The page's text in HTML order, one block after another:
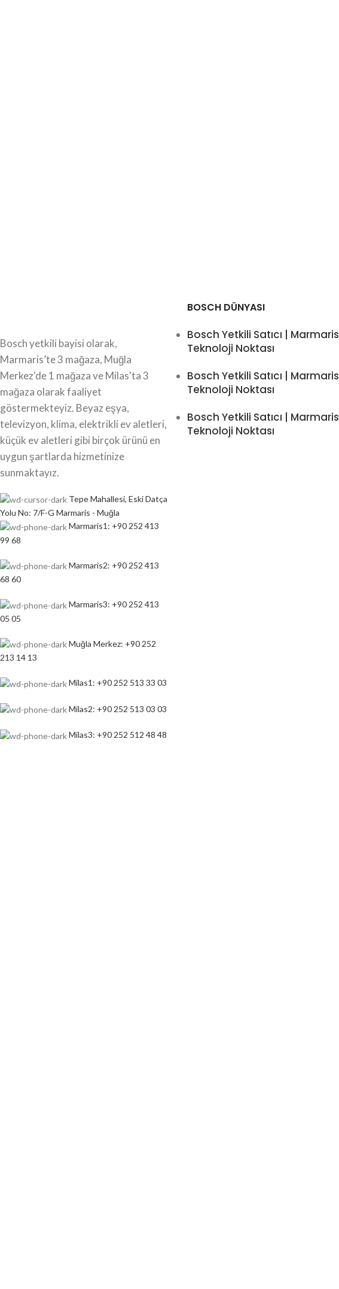
Bosch yetkili bayisi olarak,
Marmaris’te 3 mağaza, Muğla
Merkez'de 1 mağaza ve Milas'ta 3
mağaza olarak faaliyet
göstermekteyiz. Beyaz eşya,
televizyon, klima, elektrikli ev aletleri,
küçük ev aletleri gibi birçok ürünü en
uygun şartlarda hizmetinize
sunmaktayız.
Tepe Mahallesi, Eski Datça
Yolu No: 7/F-G Marmaris - Muğla
Marmaris1: +90 252 413
99 68
Marmaris2: +90 252 413
68 60
Marmaris3: +90 252 413
05 05
Muğla Merkez: +90 252
213 14 13
Milas1: +90 252 513 33 03
Milas2: +90 252 513 03 03
Milas3: +90 252 512 48 48
BOSCH DÜNYASI
Bosch Yetkili Satıcı | Marmaris
Teknoloji Noktası
Bosch Yetkili Satıcı | Marmaris
Teknoloji Noktası
Bosch Yetkili Satıcı | Marmaris
Teknoloji Noktası